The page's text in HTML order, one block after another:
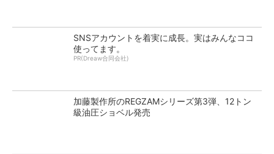
SNSアカウントを着実に成長。実はみんなココ
使ってます。
PR(Dreaw合同会社)
加藤製作所のREGZAMシリーズ第3弾、12トン
級油圧ショベル発売